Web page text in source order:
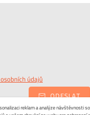
údajů
ODESLAT
reklam a analýze návštěvnosti